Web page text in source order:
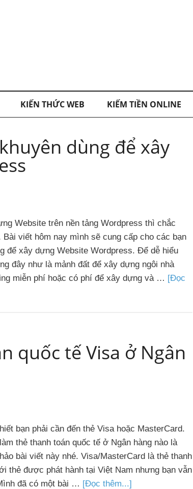
KIẾN THỨC WEB KIẾM TIỀN ONLINE
dùng để xây
Website trên nền tảng Wordpress thì chắc
viết hôm nay mình sẽ cung cấp cho các bạn
để xây dựng Website Wordpress. Để dễ hiểu
đây như là mảnh đất để xây dựng ngôi nhà
miễn phí hoặc có phí để xây dựng và … [Đọc
quốc tế Visa ở Ngân
bạn phải cần đến thẻ Visa hoặc MasterCard.
thẻ thanh toán quốc tế ở Ngân hàng nào là
bài viết này nhé. Visa/MasterCard là thẻ thanh
thẻ được phát hành tại Việt Nam nhưng bạn vẫn
đã có một bài … [Đọc thêm...]